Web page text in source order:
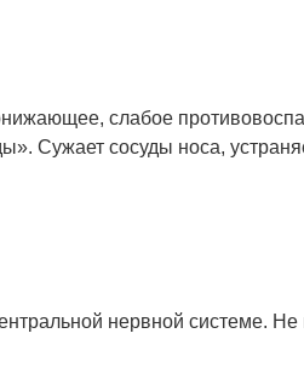
слабое
Сужает сосуды носа,
нервной системе. Не